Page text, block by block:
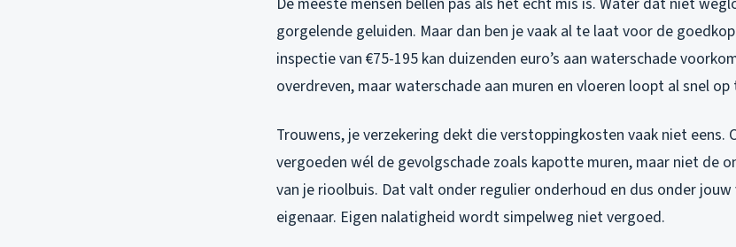
gorgelende geluiden. Maar dan ben je vaak al te laat voor de
inspectie van €75-195 kan duizenden euro’s aan waterschade
overdreven, maar waterschade aan muren en vloeren loopt al snel op
Trouwens, je verzekering dekt die verstoppingkosten vaak niet eens.
vergoeden wél de gevolgschade zoals kapotte muren, maar niet de
van je rioolbuis. Dat valt onder regulier onderhoud en dus onder
eigenaar. Eigen nalatigheid wordt simpelweg niet vergoed.